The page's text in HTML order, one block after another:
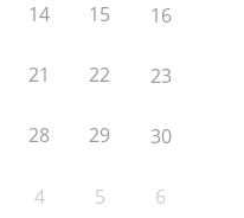
14 15 16
21 22 23
28 29 30
4 5 6